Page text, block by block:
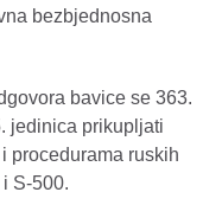
bezbjednosna
bavice se 363.
jedinica prikupljati
procedurama ruskih
S-500.